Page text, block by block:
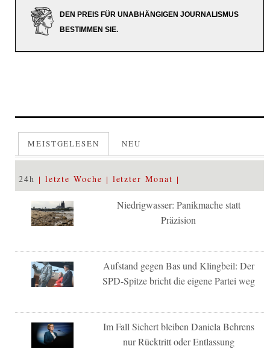
DEN PREIS FÜR UNABHÄNGIGEN JOURNALISMUS
BESTIMMEN SIE.
MEISTGELESEN NEU
24h letzte Woche letzter Monat
Niedrigwasser: Panikmache statt
Präzision
Aufstand gegen Bas und Klingbeil: Der
SPD-Spitze bricht die eigene Partei weg
Im Fall Sichert bleiben Daniela Behrens
nur Rücktritt oder Entlassung